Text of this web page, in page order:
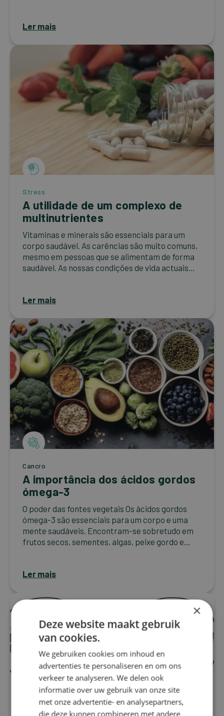
Ler mais
Stress
A utilidade de um complexo de
multinutrientes
Vitaminas e minerais são essenciais para um
corpo saudável. As carências são muito comuns,
mesmo em pessoas que se alimentam de forma
saudável. As nossas condições de vida actuais...
Ler mais
Cancro
A importância dos ácidos gordos
ómega-3
O poder das fontes vegetais Os ácidos gordos
ómega-3 são essenciais para um corpo e uma
mente saudáveis. Encontram-se sobretudo em
frutos secos, sementes, algas, peixe gordo e...
Ler mais
×
Deze website maakt gebruik
van cookies.
We gebruiken cookies om inhoud en
advertenties te personaliseren en om ons
verkeer te analyseren. We delen ook
informatie over uw gebruik van onze site
met onze advertentie- en analysepartners,
die deze kunnen combineren met andere